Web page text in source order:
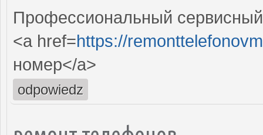
Профессиональный
<a href=https://
номер</a>
odpowiedz